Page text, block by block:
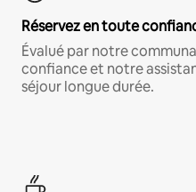
Réservez en toute
Évalué par notre
confiance et notre
séjour longue durée.